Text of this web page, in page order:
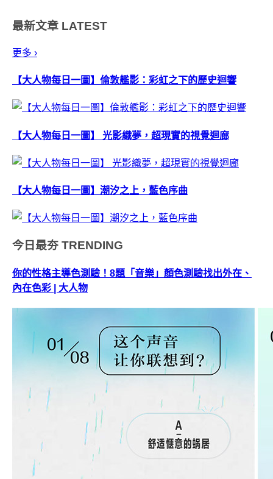
最新文章 LATEST
更多 ›
【大人物每日一圖】倫敦艦影：彩虹之下的歷史迴響
【大人物每日一圖】 光影織夢，超現實的視覺迴廊
【大人物每日一圖】潮汐之上，藍色序曲
今日最夯 TRENDING
你的性格主導色測驗！8題「音樂」顏色測驗找出外在、
內在色彩 | 大人物